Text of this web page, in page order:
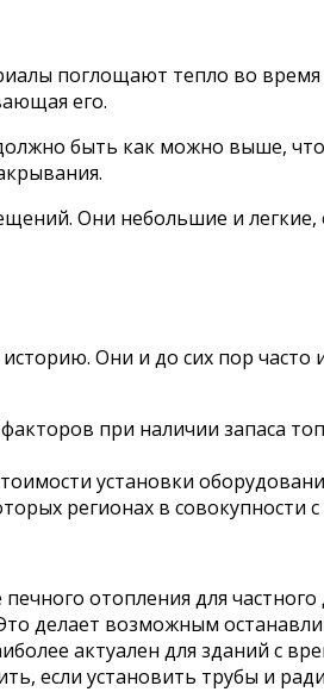
поглощают тепло во
его.
быть как можно выше,
Они небольшие и
Они и до сих пор
при наличии запаса
установки
регионах в
отопления для
делает возможным
актуален для зданий с
если установить трубы и